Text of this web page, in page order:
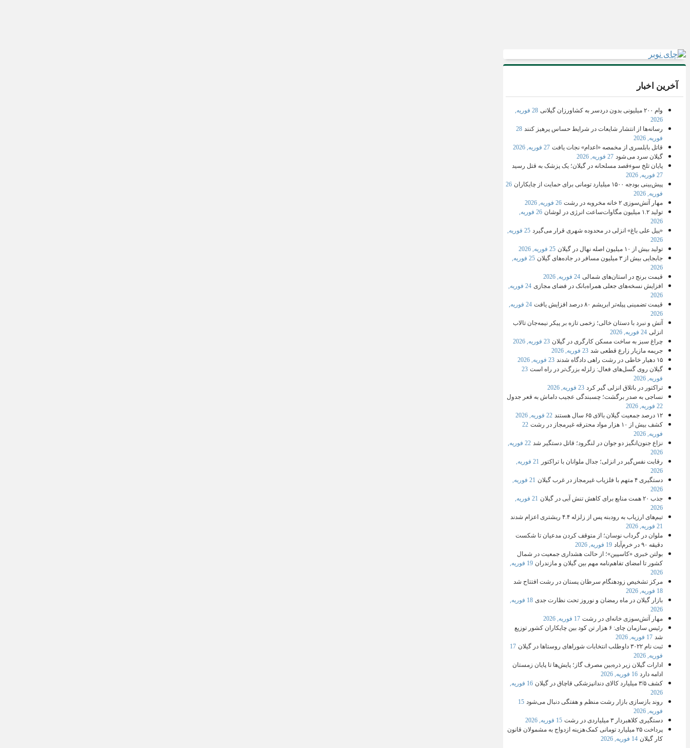
آخرین اخبار
وام ۲۰۰ میلیونی بدون دردسر به کشاورزان گیلانی
28 فوریه,
2026
رسانه‌ها از انتشار شایعات در شرایط حساس پرهیز کنند 28
فوریه, 2026
قاتل بابلسری از مخمصه «اعدام» نجات یافت 27 فوریه, 2026
گیلان سرد می شود 27 فوریه, 2026
پایان تلخ سوءقصد مسلحانه در گیلان؛ یک پزشک به قتل رسید
27 فوریه, 2026
پیش‌بینی بودجه ۱۵۰۰ میلیارد تومانی برای حمایت از چایکاران
26
فوریه, 2026
مهار آتش‌سوزی ۲ خانه مخروبه در رشت
26 فوریه, 2026
تولید ۱.۲ میلیون مگاوات‌ساعت انرژی در لوشان
26 فوریه,
2026
«پیل علی باغ» انزلی در محدوده شهری قرار می‌گیرد
25 فوریه,
2026
تولید بیش از ۱۰ میلیون اصله نهال در گیلان
25 فوریه, 2026
جابجایی بیش از ۳ میلیون مسافر در جاده‌های گیلان
25 فوریه,
2026
قیمت برنج در استان‌های شمالی 24 فوریه, 2026
افزایش نسخه‌های جعلی همراه‌بانک در فضای مجازی
24 فوریه,
2026
قیمت تضمینی پیله‌تر ابریشم ۸۰ درصد افزایش یافت
24 فوریه,
2026
آتش و نبرد با دستان خالی؛ زخمی تازه بر پیکر نیمه‌جان تالاب
انزلی 24 فوریه, 2026
چراغ سبز به ساخت مسکن کارگری در گیلان 23 فوریه, 2026
جریمه مازیار زارع قطعی شد 23 فوریه, 2026
۱۵ دهیار خاطی در رشت راهی دادگاه شدند
23 فوریه, 2026
گیلان روی گسل‌های فعال: زلزله بزرگ‌تر در راه است 23
فوریه, 2026
تراکتور در باتلاق انزلی گیر کرد 23 فوریه, 2026
نساجی به صدر برگشت؛ چسبندگی عجیب داماش به قعر جدول
22 فوریه, 2026
۱۲ درصد جمعیت گیلان بالای ۶۵ سال هستند
22 فوریه, 2026
کشف بیش از ۱۰ هزار مواد محترقه غیرمجاز در رشت
22
فوریه, 2026
نزاع جنون‌انگیز دو جوان در لنگرود؛ قاتل دستگیر شد
22 فوریه,
2026
رقابت نفس‌گیر در انزلی؛ جدال ملوانان با تراکتور
21 فوریه,
2026
دستگیری ۴ متهم با فلزیاب غیرمجاز در غرب گیلان
21 فوریه,
2026
جذب ۲۰ همت منابع برای کاهش تنش آبی در گیلان
21 فوریه,
2026
تیم‌های ارزیاب به رودبنه پس از زلزله ۴.۴ ریشتری اعزام شدند
21 فوریه, 2026
ملوان در گرداب نوسان؛ از متوقف کردن مدعیان تا شکست
دقیقه ۹۰ در خرم‌آباد
19 فوریه, 2026
بولتن خبری «کاسپین»؛ از حالت هشداری جمعیت در شمال
کشور تا امضای تفاهم‌نامه مهم بین گیلان و مازندران
19 فوریه,
2026
مرکز تشخیص زودهنگام سرطان پستان در رشت افتتاح شد
18 فوریه, 2026
بازار گیلان در ماه رمضان و نوروز تحت نظارت جدی
18 فوریه,
2026
مهار آتش‌سوزی خانه‌ای در رشت 17 فوریه, 2026
رئیس سازمان چای: ۶ هزار تن کود بین چایکاران کشور توزیع
شد 17 فوریه, 2026
ثبت‌ نام ۳۰۲۲ داوطلب انتخابات شوراهای روستاها در گیلان
17
فوریه, 2026
ادارات گیلان زیر ذره‌بین مصرف گاز؛ پایش‌ها تا پایان زمستان
ادامه دارد 16 فوریه, 2026
کشف ۳/۵ میلیارد کالای دندانپزشکی قاچاق در گیلان
16 فوریه,
2026
روند بازسازی بازار رشت منظم و هفتگی دنبال می‌شود 15
فوریه, 2026
دستگیری کلاهبردار ۳ میلیاردی در رشت
15 فوریه, 2026
پرداخت ۲۵ میلیارد تومانی کمک هزینه ازدواج به مشمولان قانون
کار گیلان 14 فوریه, 2026